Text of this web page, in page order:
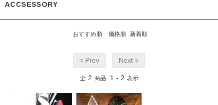
ACCSESSORY
おすすめ順 価格順 新着順
< Prev Next >
全 2 商品 1 - 2 表示